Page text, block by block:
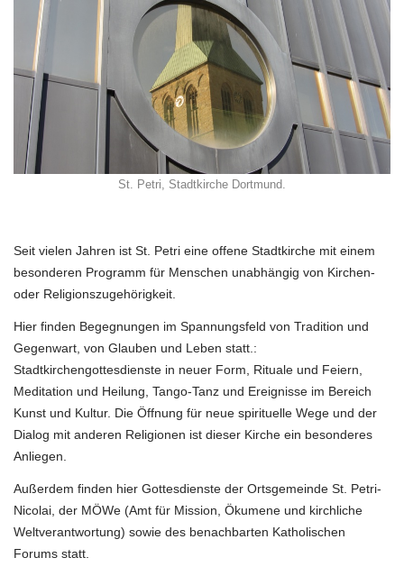
St. Petri, Stadtkirche Dortmund.
Seit vielen Jahren ist St. Petri eine offene Stadtkirche mit einem
besonderen Programm für Menschen unabhängig von Kirchen-
oder Religionszugehörigkeit.
Hier finden Begegnungen im Spannungsfeld von Tradition und
Gegenwart, von Glauben und Leben statt.:
Stadtkirchengottesdienste in neuer Form, Rituale und Feiern,
Meditation und Heilung, Tango-Tanz und Ereignisse im Bereich
Kunst und Kultur. Die Öffnung für neue spirituelle Wege und der
Dialog mit anderen Religionen ist dieser Kirche ein besonderes
Anliegen.
Außerdem finden hier Gottesdienste der Ortsgemeinde St. Petri-
Nicolai, der MÖWe (Amt für Mission, Ökumene und kirchliche
Weltverantwortung) sowie des benachbarten Katholischen
Forums statt.